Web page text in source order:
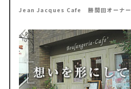
Jean Jacques Cafe 勝間田オーナー